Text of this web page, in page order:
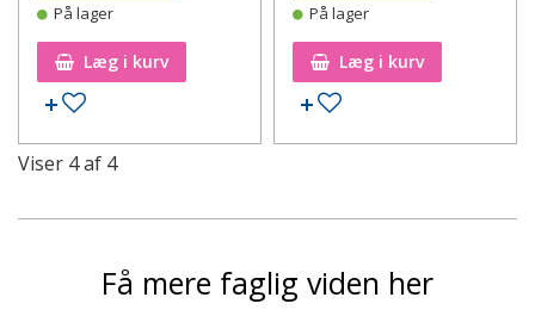
På lager
Læg i kurv
Tilføj til ønskeseddel
På lager
Læg i kurv
Tilføj til ønskeseddel
Viser 4af 4
Få mere faglig viden her